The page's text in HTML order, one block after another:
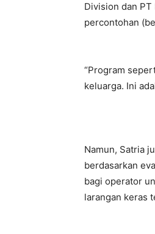
Division dan
percontohan
“Program
keluarga. Ini
Namun, Satria
berdasarkan
bagi operator
larangan keras